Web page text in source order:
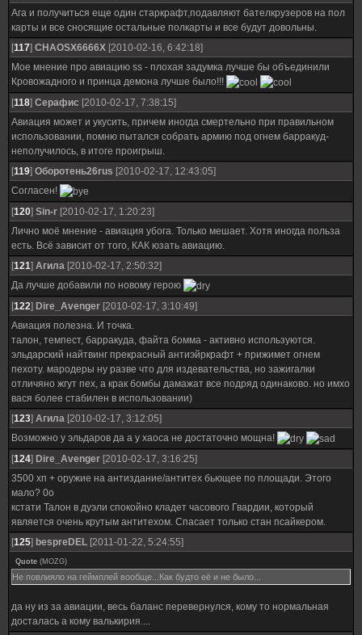
Ага и получиться еще один старкрафт,подавляют бателкрузеров на пол
карты и все сносящие остальные полкарты и все будут довольны.
[117] CHAOSX6666X [2010-02-16, 6:42:18]
Мое мнение про авиацию ss - плохая задумка лучше бы объединили
Кровожадного и принца демона лучше было!!!
[118] Серафис [2010-02-17, 7:38:15]
Авиация может и укусить, причем иногда смертельно при правильном
использовании, помню пытался собрать армию под огнем барракуд-
неполучилось, в итоге проигрыш.
[119] Оборотень26rus [2010-02-17, 12:43:05]
Согласен!
[120] Sin-r [2010-02-17, 1:20:23]
Лично моё мнение - авиация убога. Только мешает. Хотя иногда польза
есть. Всё зависит от того, КАК юзать авиацию.
[121] Агила [2010-02-17, 2:50:32]
Да лучше добавили по новому герою
[122] Dire_Avenger [2010-02-17, 3:10:49]
Авиация полезна. И точка.
талон, темпест, барракуда, файта бомма - активно используются.
эльдарский найтвинг прекрасный антиэйркрафт + прижимет огнем
пехоту. мародеры ну разве что для издевательства, но зажигалки
отличяно жгут пех, а крак бомбы дамажат все подряд одинаково. но имхо
вася более стабилен в использовании)
[123] Агила [2010-02-17, 3:12:05]
Возможно у эльдаров да а у хаоса не достаточно мощна!
[124] Dire_Avenger [2010-02-17, 3:16:25]
3500 хп + оружие на антиздание/антитех бьющее по площади. Этого
мало? 0о
кстати Талон в дуэли спокойно кладет часового Гвардии, который
является очень крутым антитехом. Спасает только стан псайкером.
[125] bespreDEL [2011-01-22, 5:24:55]
Quote (MOZG)
Не повлияло на геймплей вообще...Как будто её и не было...
да ну из за авиации, весь баланс перевернулся, кому то нормальная
досталась а кому валькирия....